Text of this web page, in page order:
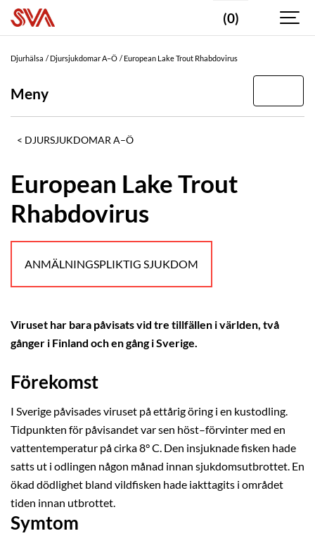
(0)
Djurhälsa Djursjukdomar A–Ö European Lake Trout Rhabdovirus
Meny
DJURSJUKDOMAR A–Ö
European Lake Trout
Rhabdovirus
ANMÄLNINGSPLIKTIG SJUKDOM
Viruset har bara påvisats vid tre tillfällen i världen, två
gånger i Finland och en gång i Sverige.
Förekomst
I Sverige påvisades viruset på ettårig öring i en kustodling.
Tidpunkten för påvisandet var sen höst–förvinter med en
vattentemperatur på cirka 8° C. Den insjuknade fisken hade
satts ut i odlingen någon månad innan sjukdomsutbrottet. En
ökad dödlighet bland vildfisken hade iakttagits i området
tiden innan utbrottet.
Symtom